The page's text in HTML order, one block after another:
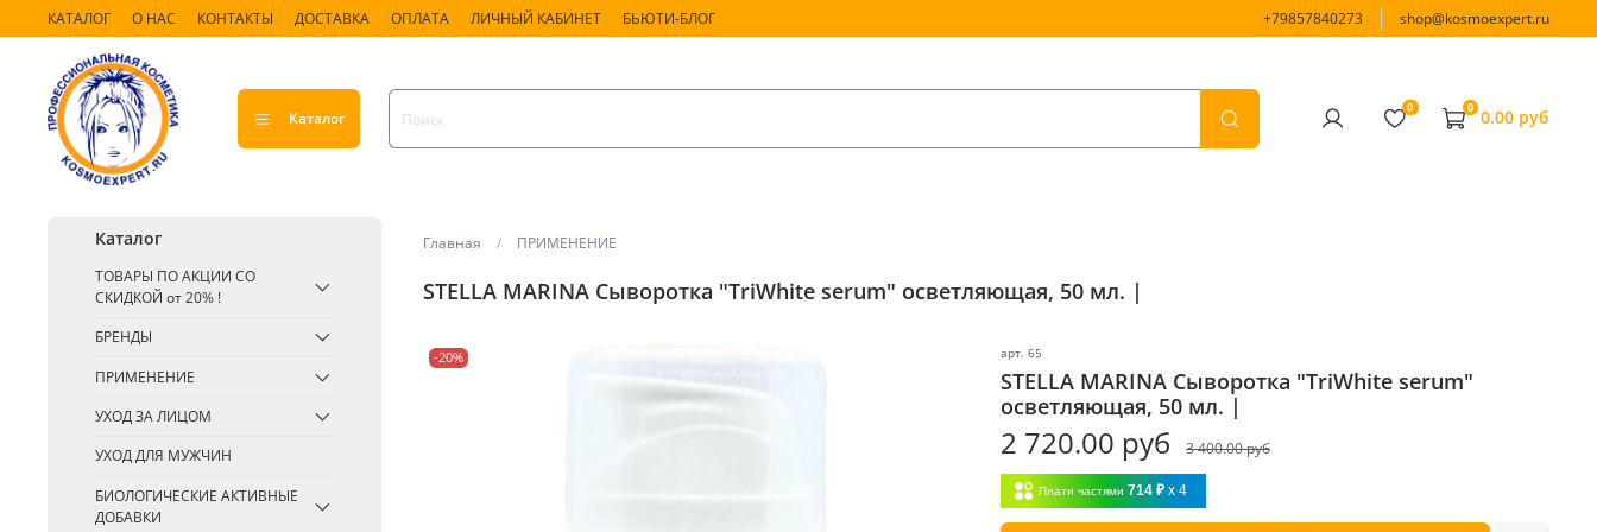
КАТАЛОГ О НАС КОНТАКТЫ ДОСТАВКА ОПЛАТА ЛИЧНЫЙ КАБИНЕТ БЬЮТИ-БЛОГ +79857840273 shop@kosmoexpert.ru
Каталог
0 0 0.00 руб
Главная ПРИМЕНЕНИЕ
STELLA MARINA Сыворотка "TriWhite serum" осветляющая, 50 мл. |
-20% арт. 65
STELLA MARINA Сыворотка "TriWhite serum"
осветляющая, 50 мл. |
2 720.00 руб 3 400.00 руб
Плати частями 714 ₽ x 4
Каталог
ТОВАРЫ ПО АКЦИИ СО
СКИДКОЙ от 20% !
БРЕНДЫ
ПРИМЕНЕНИЕ
УХОД ЗА ЛИЦОМ
УХОД ДЛЯ МУЖЧИН
БИОЛОГИЧЕСКИЕ АКТИВНЫЕ
ДОБАВКИ